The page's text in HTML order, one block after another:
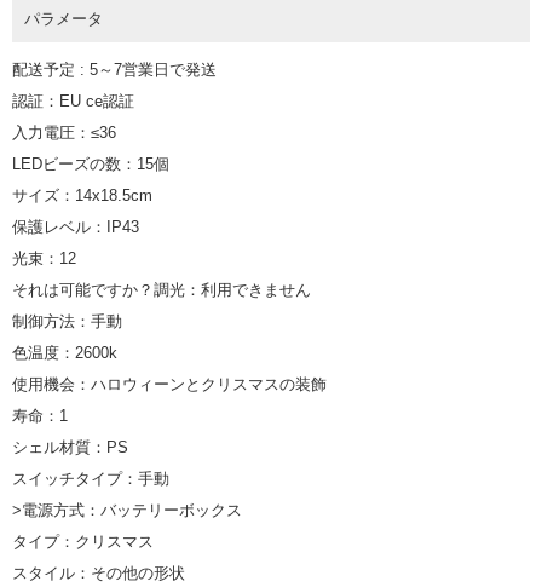
パラメータ
配送予定 : 5～7営業日で発送
認証：EU ce認証
入力電圧：≤36
LEDビーズの数：15個
サイズ：14x18.5cm
保護レベル：IP43
光束：12
それは可能ですか？調光：利用できません
制御方法：手動
色温度：2600k
使用機会：ハロウィーンとクリスマスの装飾
寿命：1
シェル材質：PS
スイッチタイプ：手動
>電源方式：バッテリーボックス
タイプ：クリスマス
スタイル：その他の形状